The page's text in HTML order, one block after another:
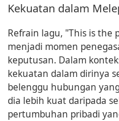
Kekuatan dalam
Refrain lagu, "This is the
menjadi momen
keputusan. Dalam
kekuatan dalam dirinya
belenggu hubungan
dia lebih kuat daripada
pertumbuhan pribadi